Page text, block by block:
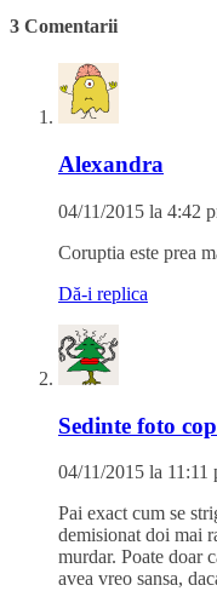
3 Comentarii
Alexandra
04/11/2015 la 4:42
Coruptia este prea
Dă-i replica
Sedinte foto
04/11/2015 la 11:11
Pai exact cum se
demisionat doi mai
murdar. Poate doar
avea vreo sansa,